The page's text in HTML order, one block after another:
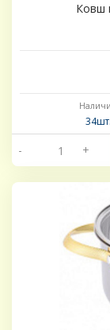
Ковш
34шт.
- +